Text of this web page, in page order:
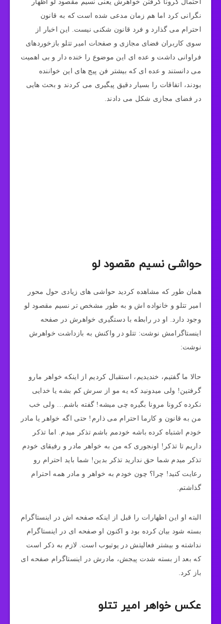
احتمال کرونا گرفتن خواهرش یعنی نسیم مقصود لو اظهار
نگرانی کرد اما هم زمان مدعی شده است که به قانون
احترام می گذارد و فرد قانون شکنی نیست. این اخبار از
سوی کاربران فضای مجازی و صفحات امیر تتلو بازخوردهای
فراوانی داشت و عده ای این موضوع را خنده دار و بی اهمیت
می دانستند و عده ای که بیشتر فن پیج های این خواننده
بودند، اتفاقات را بسیار دقیق پیگیری می کردند و بحث هایی
در فضای مجازی شکل می دادند.
حواشی نسیم مقصود لو
همان طور که مشاهده کردید حواشی های زیادی حول محور
امیر تتلو و خانواده اش و به طور مشخص تر نسیم مقصود لو
وجود دارد. او در رابطه با دستگیری خواهرش در صفحه
اینستاگرامش نوشت: تتلو در واکنش به بازداشت خواهرش
نوشت:
حالا ما گفتیم، خندیدیم، استقبال کردیم از اینکه خواهر مارو
گرفتین! ولی میدونید که یه مو از سرش کم بشه یا خدایی
نکرده کرونا مرونا بگیره چی میشه! گفته باشم… ولی خب
من به قانون و کارما احترام می ذارم! حتی اگه خواهر یا مادر
خودم اشتباه کرده باشه خودمم باشم تذکر میدم. اما تذکر
داریم تا تذکر! اونجوری که من به خواهر مادر و رفیقای خودم
تذکر میدم شما حق ندارید تذکر بدین! شما باید احترام رو
رعایت کنید! چرا؟ چون خودم به خواهر و مادر همه احترام
گذاشتم.
البته او این اظهارات را قبل از اینکه صفحه اش در اینستاگرام
بسته شود بیان کرده بود و اکنون او صفحه ای در اینستاگرام
نداشته و بیشتر فعالیتش در یوتیوب است. لازم به ذکر است
که بعد از بسته شدت پیجش، مادرش در اینستاگرام صفحه ای
باز کرد.
عکس خواهر امیر تتلو